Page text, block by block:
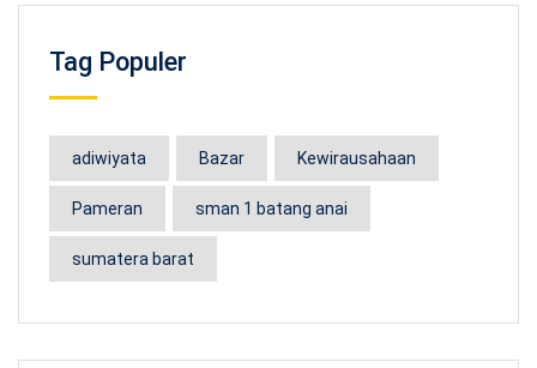
Tag Populer
adiwiyata Bazar Kewirausahaan
Pameran sman 1 batang anai
sumatera barat